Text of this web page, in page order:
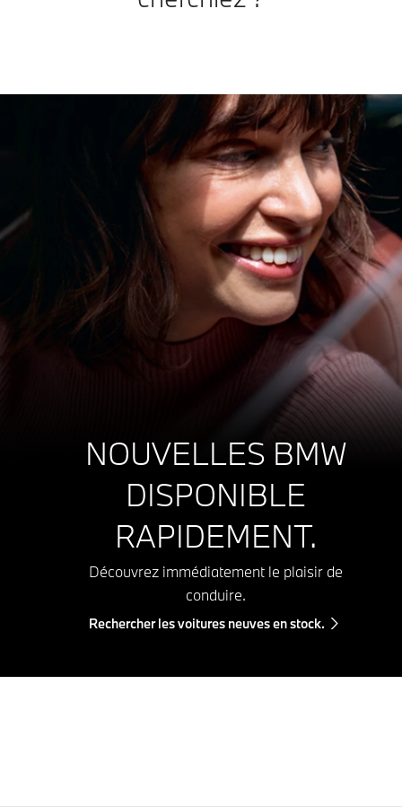
NOUVELLES BMW
DISPONIBLE
RAPIDEMENT.
Découvrez immédiatement le plaisir de
conduire.
Rechercher les voitures neuves en stock.